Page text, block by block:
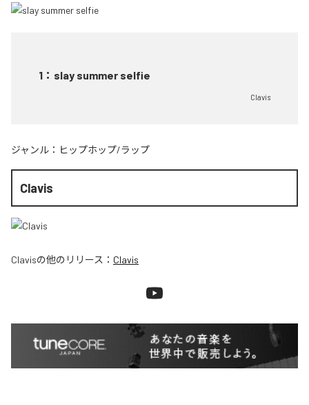
1 ： slay summer selfie
Clavis
ジャンル： ヒップホップ/ラップ
Clavis
Clavisの他のリリース： Clavis